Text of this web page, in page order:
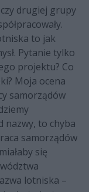
drugiej grupy
to jak
Pytanie tylko
projektu? Co
Moja ocena
samorządów
nazwy, to chyba
samorządów
się
lotniska –